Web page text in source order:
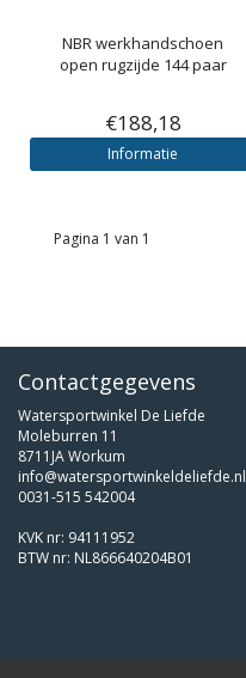
NBR werkhandschoen
open rugzijde 144 paar
€188,18
Informatie
Pagina 1 van 1
Contactgegevens
Watersportwinkel De Liefde
Moleburren 11
8711JA Workum
info@watersportwinkeldeliefde.nl
0031-515 542004
KVK nr: 94111952
BTW nr: NL866640204B01